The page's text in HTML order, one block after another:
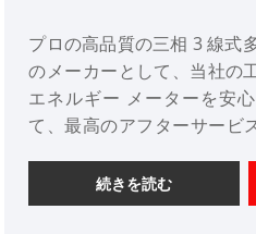
プロの高品質の三相 3 線式
のメーカーとして、当社の
エネルギー メーターを安
て、最高のアフターサービ
多機能エネルギー メーター
ヤーです。 三相 4 線式およ
続きを読む